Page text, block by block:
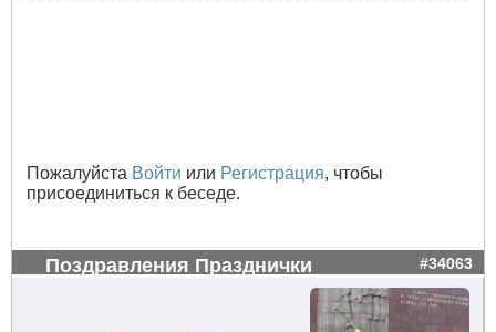
Пожалуйста Войти или Регистрация, чтобы
присоединиться к беседе.
Поздравления Празднички #34063